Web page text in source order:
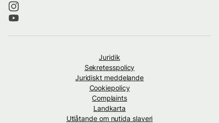
Juridik
Sekretesspolicy
Juridiskt meddelande
Cookiepolicy
Complaints
Landkarta
Utlåtande om nutida slaveri